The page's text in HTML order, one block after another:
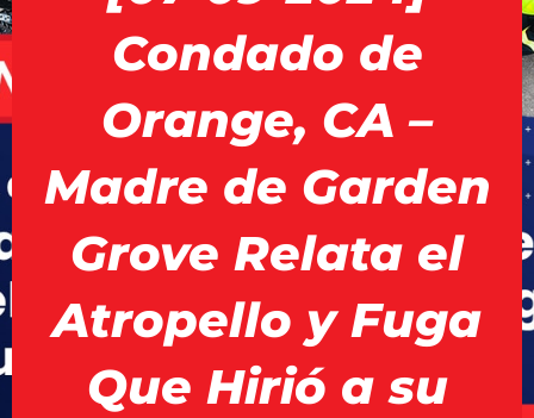
Condado de
Orange, CA –
Madre de Garden
Grove Relata el
Atropello y Fuga
Que Hirió a su